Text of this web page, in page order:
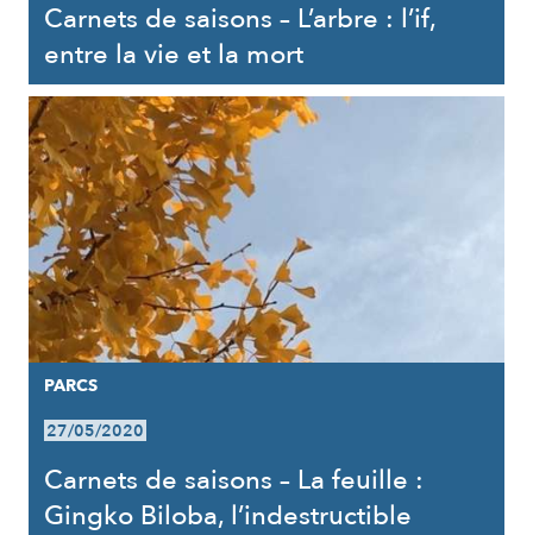
Carnets de saisons – L’arbre : l’if,
entre la vie et la mort
PARCS
27/05/2020
Carnets de saisons – La feuille :
Gingko Biloba, l’indestructible